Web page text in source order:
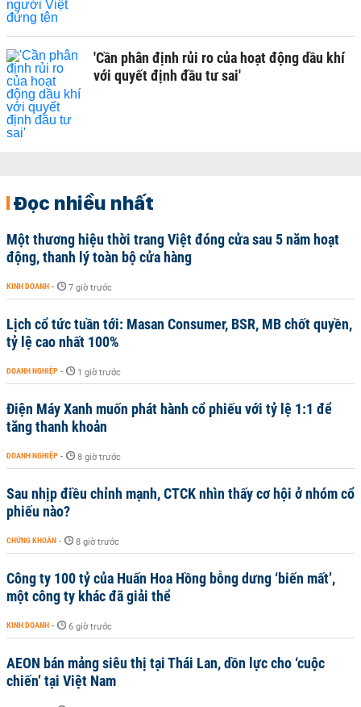
'Cần phân định rủi ro của hoạt động dầu khí
với quyết định đầu tư sai'
Đọc nhiều nhất
Một thương hiệu thời trang Việt đóng cửa sau 5 năm hoạt
động, thanh lý toàn bộ cửa hàng
KINH DOANH - 7 giờ trước
Lịch cổ tức tuần tới: Masan Consumer, BSR, MB chốt quyền,
tỷ lệ cao nhất 100%
DOANH NGHIỆP - 1 giờ trước
Điện Máy Xanh muốn phát hành cổ phiếu với tỷ lệ 1:1 để
tăng thanh khoản
DOANH NGHIỆP - 8 giờ trước
Sau nhịp điều chỉnh mạnh, CTCK nhìn thấy cơ hội ở nhóm cổ
phiếu nào?
CHỨNG KHOÁN - 8 giờ trước
Công ty 100 tỷ của Huấn Hoa Hồng bỗng dưng ‘biến mất’,
một công ty khác đã giải thể
KINH DOANH - 6 giờ trước
AEON bán mảng siêu thị tại Thái Lan, dồn lực cho ‘cuộc
chiến’ tại Việt Nam